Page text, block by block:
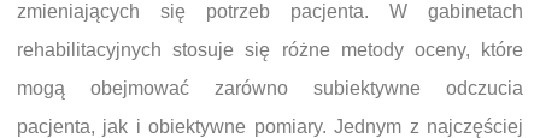
zmieniających się potrzeb pacjenta. W gabinetach
rehabilitacyjnych stosuje się różne metody oceny, które
mogą obejmować zarówno subiektywne odczucia
pacjenta, jak i obiektywne pomiary. Jednym z najczęściej